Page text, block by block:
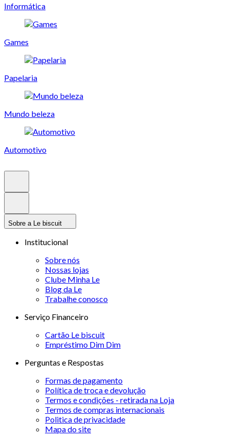
Informática
Games
Papelaria
Mundo beleza
Automotivo
Sobre a Le biscuit
Institucional
Sobre nós
Nossas lojas
Clube Minha Le
Blog da Le
Trabalhe conosco
Serviço Financeiro
Cartão Le biscuit
Empréstimo Dim Dim
Perguntas e Respostas
Formas de pagamento
Política de troca e devolução
Termos e condições - retirada na Loja
Termos de compras internacionais
Politica de privacidade
Mapa do site